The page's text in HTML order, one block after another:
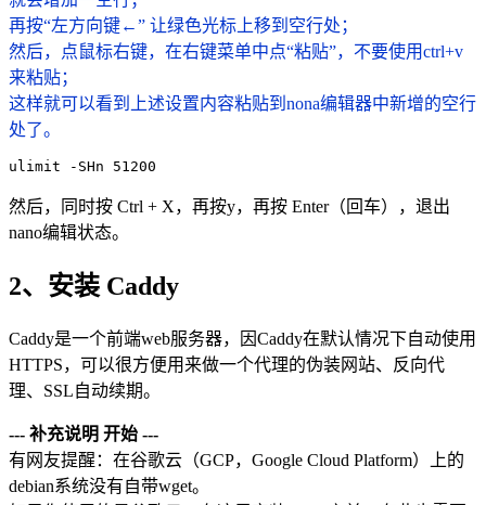
再按“左方向键←” 让绿色光标上移到空行处；
然后，点鼠标右键，在右键菜单中点“粘贴”，不要使用ctrl+v
来粘贴；
这样就可以看到上述设置内容粘贴到nona编辑器中新增的空行
处了。
ulimit -SHn 51200
然后，同时按 Ctrl + X，再按y，再按 Enter（回车），退出
nano编辑状态。
2、安装 Caddy
Caddy是一个前端web服务器，因Caddy在默认情况下自动使用
HTTPS，可以很方便用来做一个代理的伪装网站、反向代
理、SSL自动续期。
--- 补充说明 开始 ---
有网友提醒：在谷歌云（GCP，Google Cloud Platform）上的
debian系统没有自带wget。